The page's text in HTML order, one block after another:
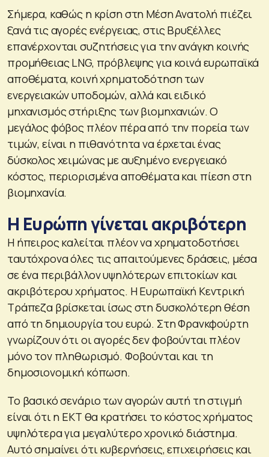
Σήμερα, καθώς η κρίση στη Μέση Ανατολή πιέζει
ξανά τις αγορές ενέργειας, στις Βρυξέλλες
επανέρχονται συζητήσεις για την ανάγκη κοινής
προμήθειας LNG, πρόβλεψης για κοινά ευρωπαϊκά
αποθέματα, κοινή χρηματοδότηση των
ενεργειακών υποδομών, αλλά και ειδικό
μηχανισμός στήριξης των βιομηχανιών. Ο
μεγάλος φόβος πλέον πέρα από την πορεία των
τιμών, είναι η πιθανότητα να έρχεται ένας
δύσκολος χειμώνας με αυξημένο ενεργειακό
κόστος, περιορισμένα αποθέματα και πίεση στη
βιομηχανία.
Η Ευρώπη γίνεται ακριβότερη
Η ήπειρος καλείται πλέον να χρηματοδοτήσει
ταυτόχρονα όλες τις απαιτούμενες δράσεις, μέσα
σε ένα περιβάλλον υψηλότερων επιτοκίων και
ακριβότερου χρήματος. Η Ευρωπαϊκή Κεντρική
Τράπεζα βρίσκεται ίσως στη δυσκολότερη θέση
από τη δημιουργία του ευρώ. Στη Φρανκφούρτη
γνωρίζουν ότι οι αγορές δεν φοβούνται πλέον
μόνο τον πληθωρισμό. Φοβούνται και τη
δημοσιονομική κόπωση.
Το βασικό σενάριο των αγορών αυτή τη στιγμή
είναι ότι η ΕΚΤ θα κρατήσει το κόστος χρήματος
υψηλότερα για μεγαλύτερο χρονικό διάστημα.
Αυτό σημαίνει ότι κυβερνήσεις, επιχειρήσεις και